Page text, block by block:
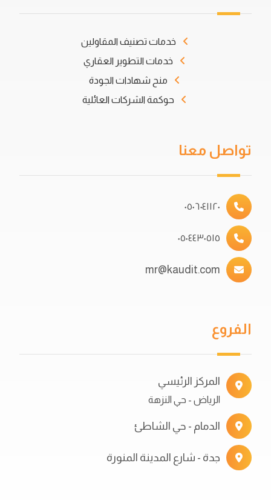
خدمات تصنيف المقاولين
خدمات التطوير العقاري
منح شهادات الجودة
حوكمة الشركات العائلية
تواصل معنا
٠٥٠٦٠٤١١٢٠
٠٥٠٤٤٣٠٥١٥
mr@kaudit.com
الفروع
المركز الرئيسي
الرياض - حي النزهة
الدمام - حي الشاطئ
جدة - شارع المدينة المنورة